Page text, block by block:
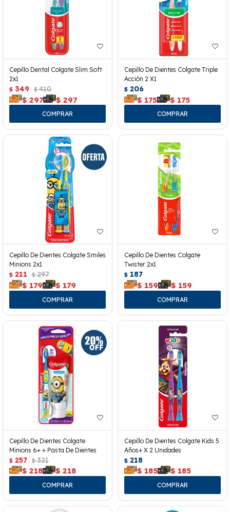
Cepillo Dental Colgate Slim Soft
2x1
$ 349 $ 410
$ 297 $ 297
Cepillo De Dientes Colgate Triple
Acción 2 X1
$ 206
$ 175 $ 175
Cepillo De Dientes Colgate Smiles
Minions 2x1
$ 211 $ 297
$ 179 $ 179
Cepillo De Dientes Colgate
Twister 2x1
$ 187
$ 159 $ 159
Cepillo De Dientes Colgate
Minions 6+ + Pasta De Dientes
$ 257 $ 321
$ 218 $ 218
Cepillo De Dientes Colgate Kids 5
Años+ X 2 Unidades
$ 218
$ 185 $ 185